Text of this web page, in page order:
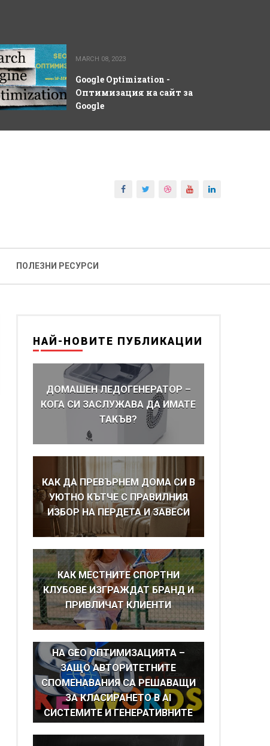
MARCH 08, 2023
Google Optimization -
Оптимизация на сайт за
Google
ПОЛЕЗНИ РЕСУРСИ
НАЙ-НОВИТЕ ПУБЛИКАЦИИ
ДОМАШЕН ЛЕДОГЕНЕРАТОР –
КОГА СИ ЗАСЛУЖАВА ДА ИМАТЕ
ТАКЪВ?
КАК ДА ПРЕВЪРНЕМ ДОМА СИ В
УЮТНО КЪТЧЕ С ПРАВИЛНИЯ
ИЗБОР НА ПЕРДЕТА И ЗАВЕСИ
КАК МЕСТНИТЕ СПОРТНИ
КЛУБОВЕ ИЗГРАЖДАТ БРАНД И
ПРИВЛИЧАТ КЛИЕНТИ
НА GEO ОПТИМИЗАЦИЯТА –
ЗАЩО АВТОРИТЕТНИТЕ
СПОМЕНАВАНИЯ СА РЕШАВАЩИ
ЗА КЛАСИРАНЕТО В AI
СИСТЕМИТЕ И ГЕНЕРАТИВНИТЕ